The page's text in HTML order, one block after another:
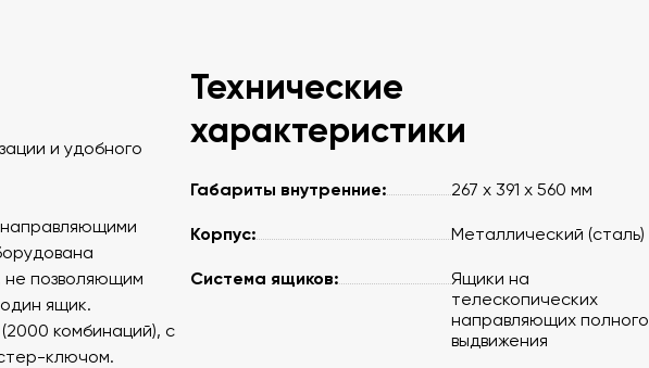
и удобного
позволяющим
ящик.
комбинаций), с
ключом.
Технические
характеристики
Габариты внутренние: 267 x 391 x 560 мм
Корпус: Металлический (сталь)
Система ящиков:
Ящики на
телескопических
направляющих полного
выдвижения